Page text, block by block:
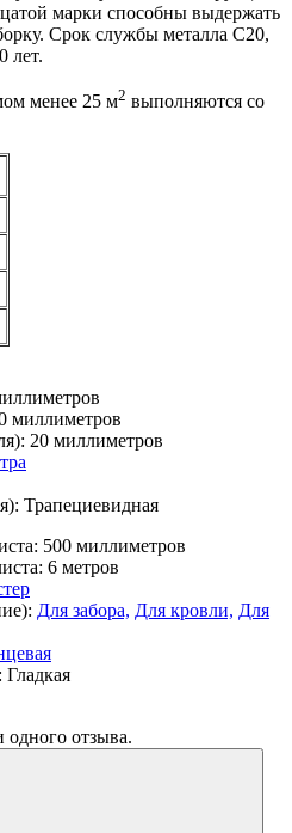
марки способны выдержать
Срок службы металла С20,
лет.
менее 25 м2 выполняются со
миллиметров
20 миллиметров
Трапециевидная
500 миллиметров
6 метров
Для забора, Для кровли, Для
Гладкая
одного отзыва.